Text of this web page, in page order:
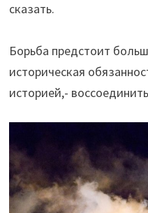
сказать.
Борьба предстоит
историческая
историей,-